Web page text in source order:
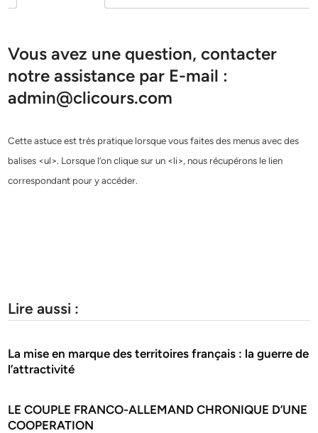
Vous avez une question, contacter
notre assistance par E-mail :
admin@clicours.com
Cette astuce est très pratique lorsque vous faites des menus avec des
balises <ul>. Lorsque l’on clique sur un <li>, nous récupérons le lien
correspondant pour y accéder.
Lire aussi :
La mise en marque des territoires français : la guerre de
l’attractivité
LE COUPLE FRANCO-ALLEMAND CHRONIQUE D’UNE
COOPERATION